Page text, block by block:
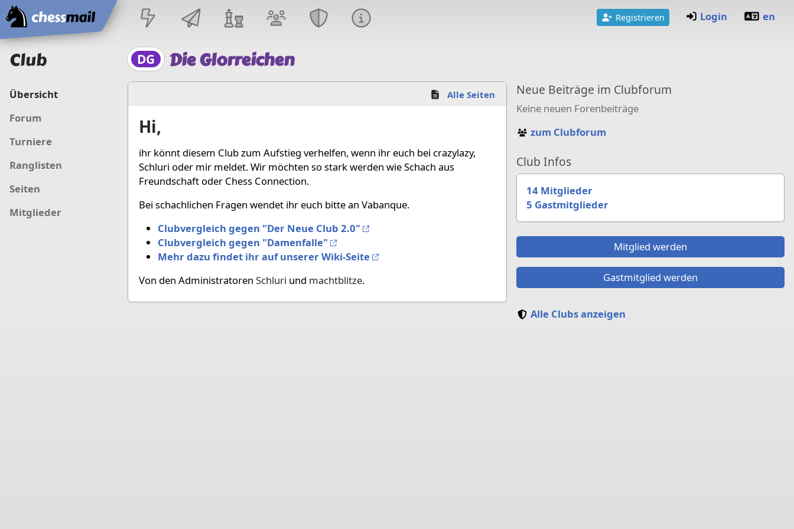
Startseite
Registrieren Login en
Club
Übersicht
Forum
Turniere
Ranglisten
Seiten
Mitglieder
DG Die Glorreichen
Alle Seiten
Hi,
ihr könnt diesem Club zum Aufstieg verhelfen, wenn ihr euch bei crazylazy,
Schluri oder mir meldet. Wir möchten so stark werden wie Schach aus
Freundschaft oder Chess Connection.
Bei schachlichen Fragen wendet ihr euch bitte an Vabanque.
Clubvergleich gegen "Der Neue Club 2.0"
Clubvergleich gegen "Damenfalle"
Mehr dazu findet ihr auf unserer Wiki-Seite
Von den Administratoren Schluri und machtblitze.
Neue Beiträge im Clubforum
Keine neuen Forenbeiträge
zum Clubforum
Club Infos
14 Mitglieder
5 Gastmitglieder
Mitglied werden
Gastmitglied werden
Alle Clubs anzeigen